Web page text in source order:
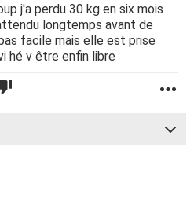
j'a perdu 30 kg en six mois
longtemps avant de
facile mais elle est prise
hé v être enfin libre